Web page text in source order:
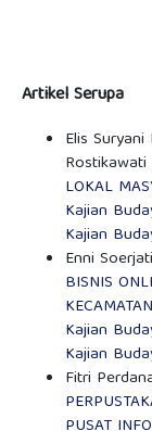
Artikel Serupa
Elis
Rostikawati
LOKAL
Kajian
Kajian
Enni
BISNIS
Kajian
Kajian
Fitri